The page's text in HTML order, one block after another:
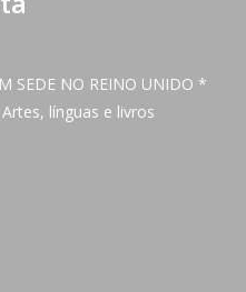
SEDE NO REINO UNIDO *
Artes, línguas e livros